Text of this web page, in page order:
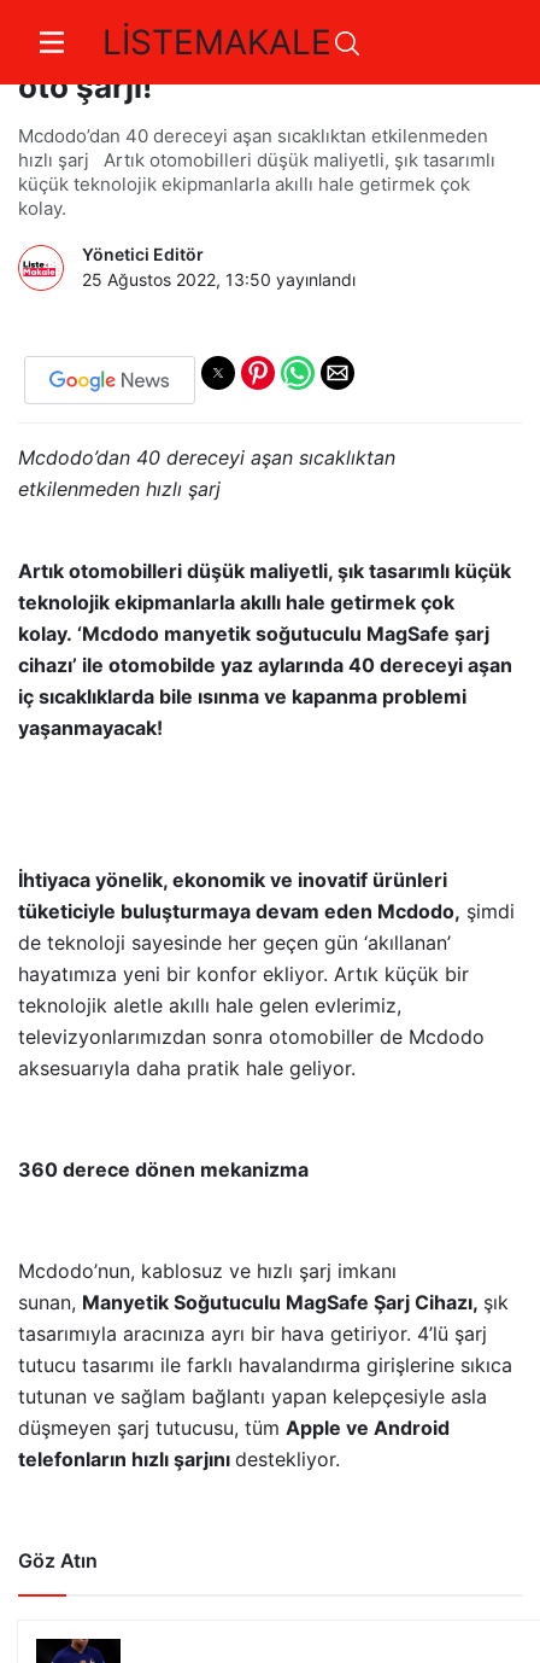
LİSTEMAKALE
3 saniyede 20 derece soğutan
oto şarjı!
Mcdodo’dan 40 dereceyi aşan sıcaklıktan etkilenmeden
hızlı şarj Artık otomobilleri düşük maliyetli, şık tasarımlı
küçük teknolojik ekipmanlarla akıllı hale getirmek çok
kolay.
Yönetici Editör
25 Ağustos 2022, 13:50 yayınlandı
Mcdodo’dan 40 dereceyi aşan sıcaklıktan
etkilenmeden hızlı şarj
Artık otomobilleri düşük maliyetli, şık tasarımlı küçük
teknolojik ekipmanlarla akıllı hale getirmek çok
kolay. ‘Mcdodo manyetik soğutuculu MagSafe şarj
cihazı’ ile otomobilde yaz aylarında 40 dereceyi aşan
iç sıcaklıklarda bile ısınma ve kapanma problemi
yaşanmayacak!
İhtiyaca yönelik, ekonomik ve inovatif ürünleri
tüketiciyle buluşturmaya devam eden Mcdodo, şimdi
de teknoloji sayesinde her geçen gün ‘akıllanan’
hayatımıza yeni bir konfor ekliyor. Artık küçük bir
teknolojik aletle akıllı hale gelen evlerimiz,
televizyonlarımızdan sonra otomobiller de Mcdodo
aksesuarıyla daha pratik hale geliyor.
360 derece dönen mekanizma
Mcdodo’nun, kablosuz ve hızlı şarj imkanı
sunan, Manyetik Soğutuculu MagSafe Şarj Cihazı, şık
tasarımıyla aracınıza ayrı bir hava getiriyor. 4’lü şarj
tutucu tasarımı ile farklı havalandırma girişlerine sıkıca
tutunan ve sağlam bağlantı yapan kelepçesiyle asla
düşmeyen şarj tutucusu, tüm Apple ve Android
telefonların hızlı şarjını destekliyor.
Göz Atın